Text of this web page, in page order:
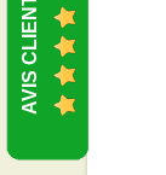
AVIS CLIENTS